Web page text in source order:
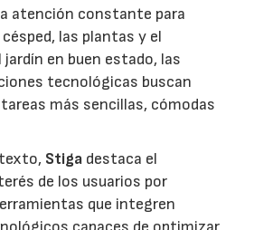
atención constante para
las plantas y el
en buen estado, las
tecnológicas buscan
más sencillas, cómodas
Stiga destaca el
de los usuarios por
que integren